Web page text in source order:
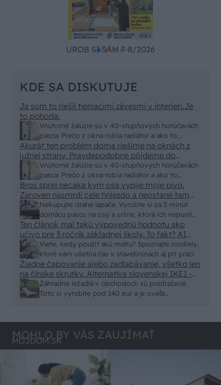
UROB SI SÁM 7-8/2026
KDE SA DISKUTUJE
Vnútorné žalúzie sú v 40-stupňových horúčavách
pasca: Prečo z okna robia radiátor a ako to
vyriešiť za pár eur?
Ja som to riešil tieniacimi závesmi v interieri.Je
to pohoda.
Vnútorné žalúzie sú v 40-stupňových horúčavách
pasca: Prečo z okna robia radiátor a ako to
vyriešiť za pár eur?
Akurát ten problém doma riešime na oknách z
južnej strany. Pravdepodobne pôjdeme do
vonkajšieho tienenia na spôsob markízy
250x150cm. Čínsky predajcovia idú okolo 100
eur kus.
Nekupujte drahé lapače: Vyrobte si za 5 minút
domácu pascu na osy a sršne, ktorá ich nepustí
von
Bros sprej necaka kym osa vypije moje pivo.
Zaroven nasmrdi cele hniezdo a neostane tam
nic zive. Vasa pasca naucinke moc efektivne.
Skor pritiahne slimaky
Viete, kedy použiť akú maltu? Spoznajte rozdiely,
ktoré vám ušetria čas v stavebninách aj pri práci
Ten článok mal takú výpovednú hodnotu ako
učivo pre 3 ročník základnej školy. To fakt? AI
alebo nejaka kniha z VŠ? Dnešné rychlotvrdnuce
malty - pevnosť 40 Mpa a doba schnutia tak 15
minut , k tomu vodotesné s kryštálikou. A rozdiel
- schnutie a zretie. Nič?
Záhradné ležadlá v obchodoch sú predražené.
Toto si vyrobíte pod 140 eur a je oveľa
Žiadne čapovanie alebo zadlabávanie, všetko len
na čínske skrutky. Alternatíva slovenskej IKEI -
čo sa týka pevnosti. Autor si nedal veľa námahy s
remeselným spracovaním, škoda. No lepšie než
MOHLO BY VÁS ZAUJÍMAŤ
MÔJDOM.SK